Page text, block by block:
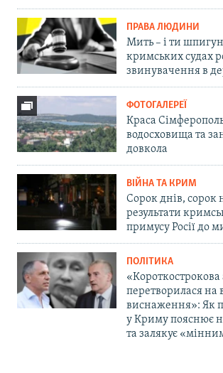
ПРАВА ЛЮДИНИ
Мить – і ти
кримських судах
звинувачення в
ФОТОГАЛЕРЕЇ
Краса
водосховища та
довкола
ВІЙНА ТА КРИМ
Сорок днів, сорок
результати
примусу Росії до
ПОЛІТИКА
«Короткострокова
перетворилася на
виснаження»: Як
у Криму пояснює
та залякує